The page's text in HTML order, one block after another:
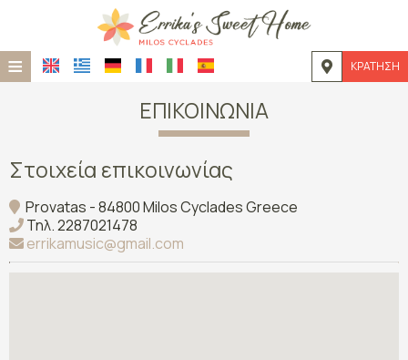
≡ ΚΡΆΤΗΣΗ
ΔΙΑΜΟΝΉ
ΠΑΡΟΧΈΣ
ΦΩΤΟΓΡΑΦΊΕΣ
ΕΠΙΚΟΙΝΩΝΊΑ
Στοιχεία επικοινωνίας
Provatas - 84800 Milos Cyclades Greece
Τηλ.2287021478
errikamusic@gmail.com